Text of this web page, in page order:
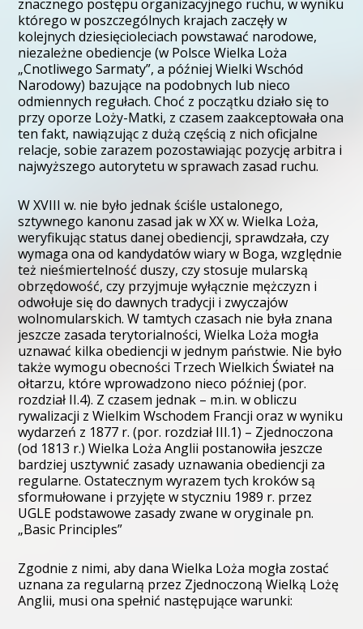
znacznego postępu organizacyjnego ruchu, w wyniku
którego w poszczególnych krajach zaczęły w
kolejnych dziesięcioleciach powstawać narodowe,
niezależne obediencje (w Polsce Wielka Loża
„Cnotliwego Sarmaty”, a później Wielki Wschód
Narodowy) bazujące na podobnych lub nieco
odmiennych regułach. Choć z początku działo się to
przy oporze Loży-Matki, z czasem zaakceptowała ona
ten fakt, nawiązując z dużą częścią z nich oficjalne
relacje, sobie zarazem pozostawiając pozycję arbitra i
najwyższego autorytetu w sprawach zasad ruchu.
W XVIII w. nie było jednak ściśle ustalonego,
sztywnego kanonu zasad jak w XX w. Wielka Loża,
weryfikując status danej obediencji, sprawdzała, czy
wymaga ona od kandydatów wiary w Boga, względnie
też nieśmiertelność duszy, czy stosuje mularską
obrzędowość, czy przyjmuje wyłącznie mężczyzn i
odwołuje się do dawnych tradycji i zwyczajów
wolnomularskich. W tamtych czasach nie była znana
jeszcze zasada terytorialności, Wielka Loża mogła
uznawać kilka obediencji w jednym państwie. Nie było
także wymogu obecności Trzech Wielkich Świateł na
ołtarzu, które wprowadzono nieco później (por.
rozdział II.4). Z czasem jednak – m.in. w obliczu
rywalizacji z Wielkim Wschodem Francji oraz w wyniku
wydarzeń z 1877 r. (por. rozdział III.1) – Zjednoczona
(od 1813 r.) Wielka Loża Anglii postanowiła jeszcze
bardziej usztywnić zasady uznawania obediencji za
regularne. Ostatecznym wyrazem tych kroków są
sformułowane i przyjęte w styczniu 1989 r. przez
UGLE podstawowe zasady zwane w oryginale pn.
„Basic Principles”
Zgodnie z nimi, aby dana Wielka Loża mogła zostać
uznana za regularną przez Zjednoczoną Wielką Lożę
Anglii, musi ona spełnić następujące warunki: